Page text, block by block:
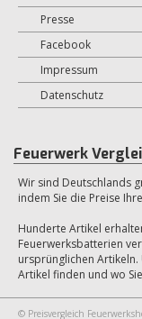
Presse
Facebook
Impressum
Datenschutz
Feuerwerk
Wir sind Deutschlands
indem Sie die Preise
Hunderte Artikel
Feuerwerksbatterien
ursprünglichen Artikeln.
Artikel finden und wo
© Preisvergleich